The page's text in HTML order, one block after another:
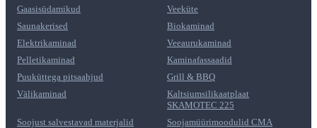
Gaasisüdamikud
Veeküte
Saunakerised
Biokaminad
Elektrikaminad
Veeaurukaminad
Pelletikaminad
Kaminafassaadid
Puuküttega pitsaahjud
Grill & BBQ
Välikaminad
Kaltsiumsilikaatplaat
SKAMOTEC 225
Soojust salvestavad materjalid
Soojamüürimoodulid CMA